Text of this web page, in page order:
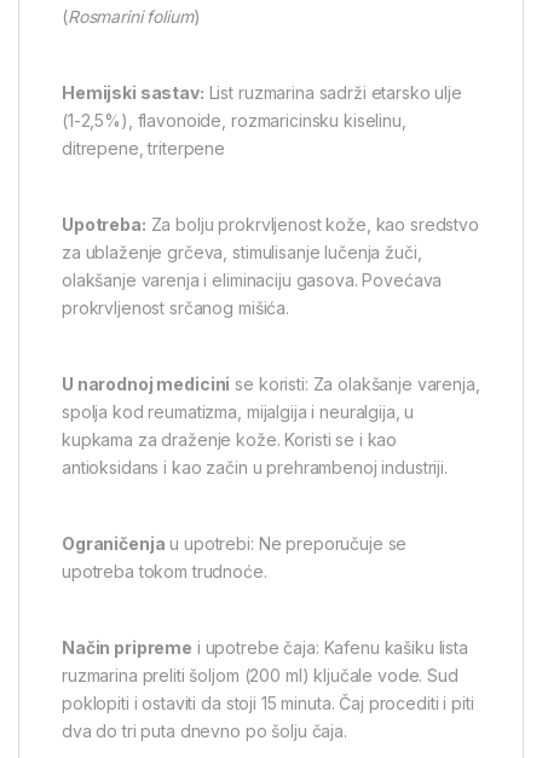
(Rosmarini folium)
Hemijski sastav: List ruzmarina sadrži etarsko ulje
(1-2,5%), flavonoide, rozmaricinsku kiselinu,
ditrepene, triterpene
Upotreba: Za bolju prokrvljenost kože, kao sredstvo
za ublaženje grčeva, stimulisanje lučenja žuči,
olakšanje varenja i eliminaciju gasova. Povećava
prokrvljenost srčanog mišića.
U narodnoj medicini se koristi: Za olakšanje varenja,
spolja kod reumatizma, mijalgija i neuralgija, u
kupkama za draženje kože. Koristi se i kao
antioksidans i kao začin u prehrambenoj industriji.
Ograničenja u upotrebi: Ne preporučuje se
upotreba tokom trudnoće.
Način pripreme i upotrebe čaja: Kafenu kašiku lista
ruzmarina preliti šoljom (200 ml) ključale vode. Sud
poklopiti i ostaviti da stoji 15 minuta. Čaj procediti i piti
dva do tri puta dnevno po šolju čaja.